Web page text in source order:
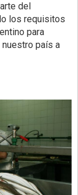
del
los requisitos
para
país a